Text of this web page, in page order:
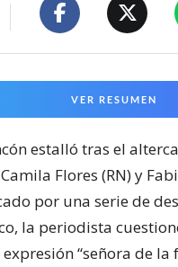
VER RESUMEN
estalló tras el
Flores (RN) y
por una serie de
la periodista
“señora de la